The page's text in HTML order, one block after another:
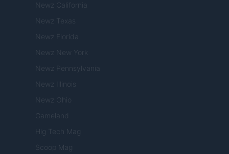
Newz California
Newz Texas
Newz Florida
Newz New York
Newz Pennsylvania
Newz Illinois
Newz Ohio
Gameland
Hig Tech Mag
Scoop Mag